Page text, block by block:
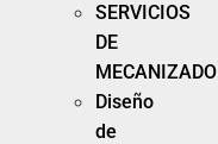
SERVICIOS
DE
MECANIZADO
Diseño
de